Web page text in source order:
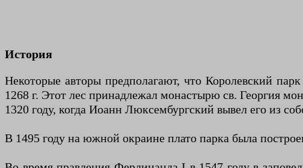
История
Некоторые авторы предполагают, что Королевский
1268 г. Этот лес принадлежал монастырю св. Георгия
1320 году, когда Иоанн Люксембургский вывел его из
В 1495 году на южной окраине плато парка была